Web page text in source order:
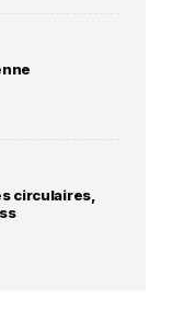
circulaires,